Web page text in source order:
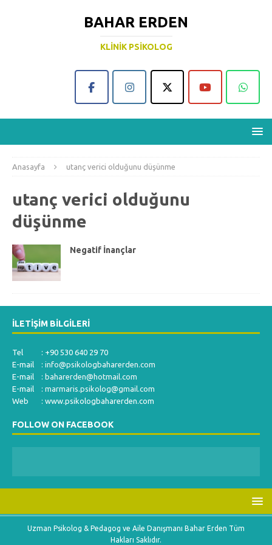
BAHAR ERDEN
KLINIK PSIKOLOG
Anasayfa utanç verici olduğunu düşünme
utanç verici olduğunu
düşünme
Negatif İnançlar
İLETIŞIM BILGILERI
Tel : +90 530 640 29 70
E-mail : info@psikologbaharerden.com
E-mail : baharerden@hotmail.com
E-mail : marmaris.psikolog@gmail.com
Web : www.psikologbaharerden.com
FOLLOW ON FACEBOOK
Uzman Psikolog & Pedagog ve Aile Danışmanı Bahar Erden Tüm
Hakları Saklıdır.